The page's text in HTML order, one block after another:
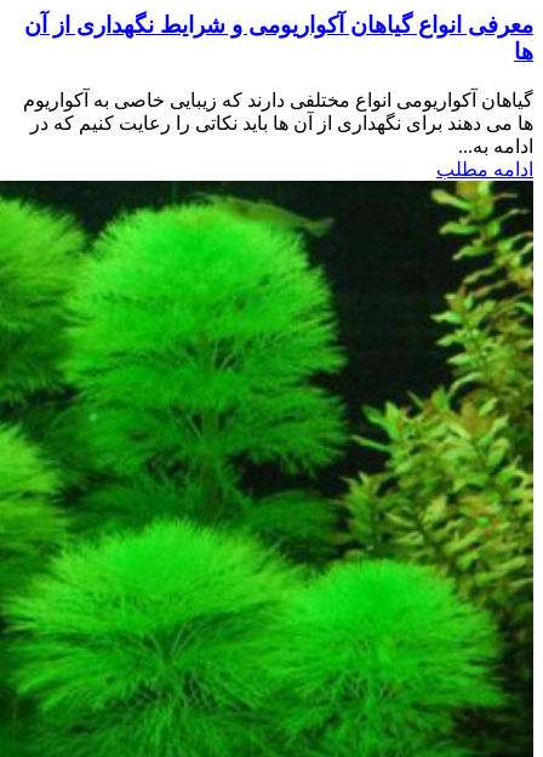
معرفی انواع گیاهان آکواریومی و شرایط نگهداری از آن
ها
گیاهان آکواریومی انواع مختلفی دارند که زیبایی خاصی به آکواریوم
ها می دهند برای نگهداری از آن ها باید نکاتی را رعایت کنیم که در
ادامه به...
ادامه مطلب